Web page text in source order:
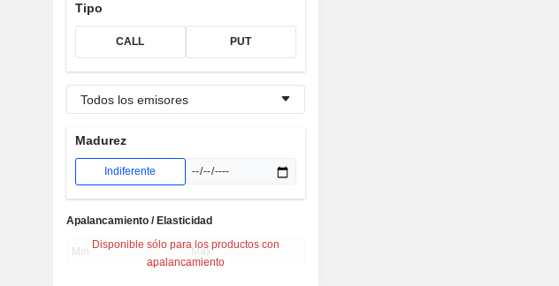
Tipo
CALL PUT
Todos los emisores
Madurez
Indiferente
Disponible sólo para los productos con
apalancamiento
Apalancamiento / Elasticidad